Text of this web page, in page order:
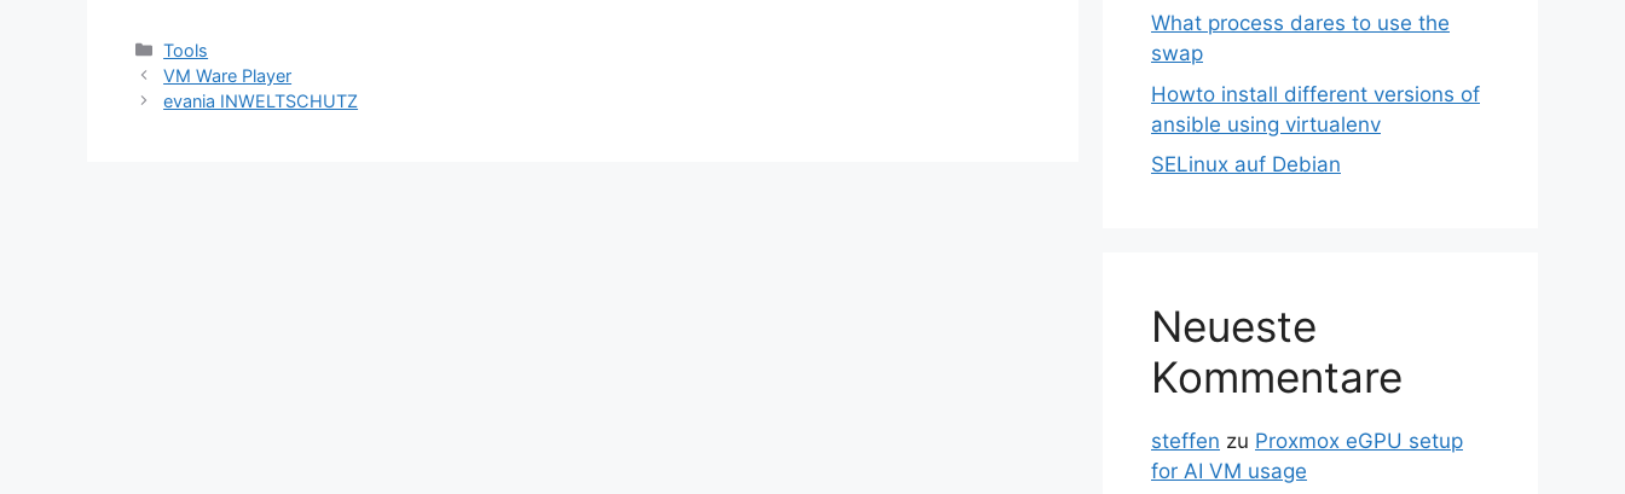
Kategorien
Tools
VM Ware Player
evania INWELTSCHUTZ
What process dares to use the
swap
Howto install different versions of
ansible using virtualenv
SELinux auf Debian
Neueste
Kommentare
steffen zu Proxmox eGPU setup
for AI VM usage